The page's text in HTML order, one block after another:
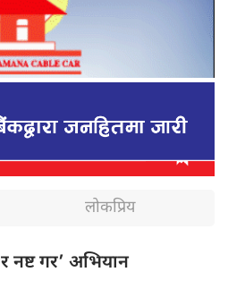
लोकप्रिय
र नष्ट गर’ अभियान